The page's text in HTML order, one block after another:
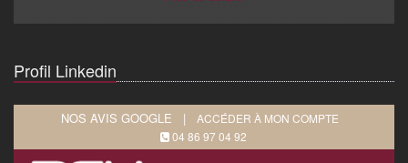
Profil Linkedin